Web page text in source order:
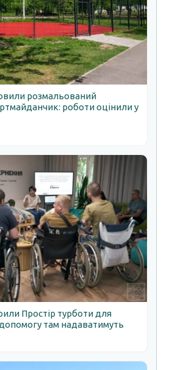
розмальований
роботи оцінили у
Простір турботи для
там надаватимуть